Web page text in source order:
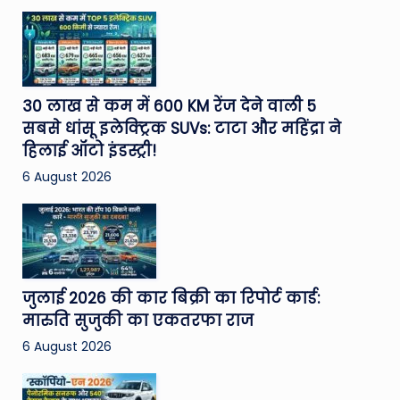
30 लाख से कम में 600 KM रेंज देने वाली 5
सबसे धांसू इलेक्ट्रिक SUVs: टाटा और महिंद्रा ने
हिलाई ऑटो इंडस्ट्री!
6 August 2026
जुलाई 2026 की कार बिक्री का रिपोर्ट कार्ड:
मारुति सुजुकी का एकतरफा राज
6 August 2026